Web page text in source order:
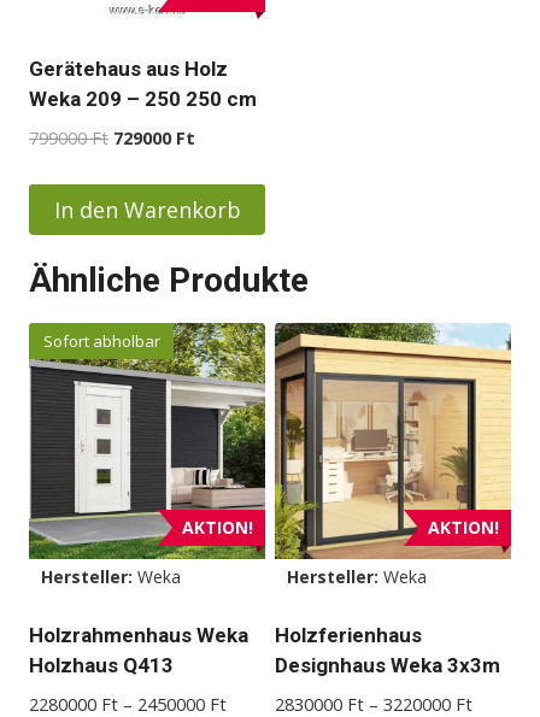
Gerätehaus aus Holz
Weka 209 – 250 250 cm
799000Ft Ursprünglicher
war:
799000 Ft
729000 Ft
ist:
729000 Ft.
In den Warenkorb
Ähnliche Produkte
AKTION!
Sofort abholbar
Hersteller: Weka
Holzrahmenhaus Weka
Holzhaus Q413
2280000 Ft – 2450000 FtPreisspanne:
AKTION!
Hersteller: Weka
Holzferienhaus
Designhaus Weka 3x3m
2830000 Ft – 3220000 Ft